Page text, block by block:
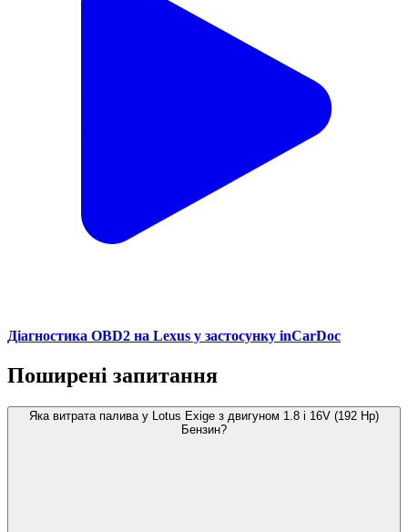
Діагностика OBD2 на Lexus у застосунку inCarDoc
Поширені запитання
Яка витрата палива у Lotus Exige з двигуном 1.8 i 16V (192 Hp)
Бензин?